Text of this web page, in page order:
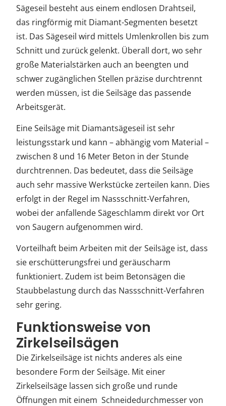
Sägeseil besteht aus einem endlosen Drahtseil,
das ringförmig mit Diamant-Segmenten besetzt
ist. Das Sägeseil wird mittels Umlenkrollen bis zum
Schnitt und zurück gelenkt. Überall dort, wo sehr
große Materialstärken auch an beengten und
schwer zugänglichen Stellen präzise durchtrennt
werden müssen, ist die Seilsäge das passende
Arbeitsgerät.
Eine Seilsäge mit Diamantsägeseil ist sehr
leistungsstark und kann – abhängig vom Material –
zwischen 8 und 16 Meter Beton in der Stunde
durchtrennen. Das bedeutet, dass die Seilsäge
auch sehr massive Werkstücke zerteilen kann. Dies
erfolgt in der Regel im Nassschnitt-Verfahren,
wobei der anfallende Sägeschlamm direkt vor Ort
von Saugern aufgenommen wird.
Vorteilhaft beim Arbeiten mit der Seilsäge ist, dass
sie erschütterungsfrei und geräuscharm
funktioniert. Zudem ist beim Betonsägen die
Staubbelastung durch das Nassschnitt-Verfahren
sehr gering.
Funktionsweise von
Zirkelseilsägen
Die Zirkelseilsäge ist nichts anderes als eine
besondere Form der Seilsäge. Mit einer
Zirkelseilsäge lassen sich große und runde
Öffnungen mit einem Schneidedurchmesser von